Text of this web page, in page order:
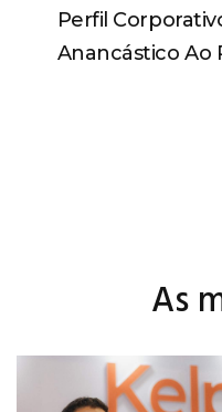
Perfil
Anancástico Ao
As